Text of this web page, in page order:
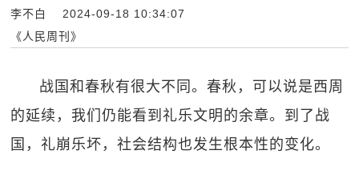
李不白 2024-09-18 10:34:07
《人民周刊》
战国和春秋有很大不同。春秋，可以说是西周
的延续，我们仍能看到礼乐文明的余章。到了战
国，礼崩乐坏，社会结构也发生根本性的变化。